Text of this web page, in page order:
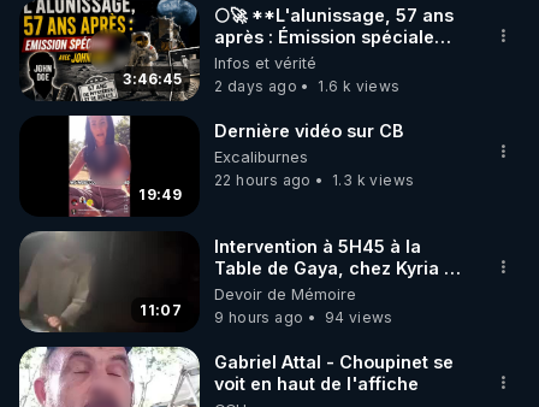
3:46:45
🌕🚀 **L'alunissage, 57 ans
après : Émission spéciale
avec John Doe !** 👨 🚀✨
Infos et vérité
2 days ago
1.6 k views
19:49
Dernière vidéo sur CB
Excaliburnes
22 hours ago
1.3 k views
11:07
Intervention à 5H45 à la
Table de Gaya, chez Kyria et
Manu. 6/08/2026 PARTAGEZ
!
Devoir de Mémoire
9 hours ago
94 views
Gabriel Attal - Choupinet se
voit en haut de l'affiche